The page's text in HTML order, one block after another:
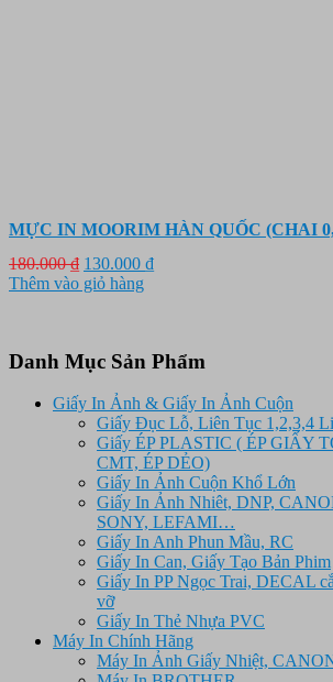
MỰC IN MOORIM HÀN QUỐC (CHAI
180.000₫ Giá
gốc
130.000 ₫Giá
Thêm vào giỏ hàng
Danh Mục Sản Phẩm
Giấy In Ảnh & Giấy In Ảnh Cuộn
Giấy Đục Lỗ, Liên Tục 1,2,3,4
Giấy ÉP PLASTIC ( ÉP GIẤY
CMT, ÉP DẺO)
Giấy In Ảnh Cuộn Khổ Lớn
Giấy In Ảnh Nhiêt, DNP,
SONY, LEFAMI…
Giấy In Anh Phun Mầu, RC
Giấy In Can, Giấy Tạo Bản Phim
Giấy In PP Ngọc Trai, DECAL
vỡ
Giấy In Thẻ Nhựa PVC
Máy In Chính Hãng
Máy In Ảnh Giấy Nhiệt,